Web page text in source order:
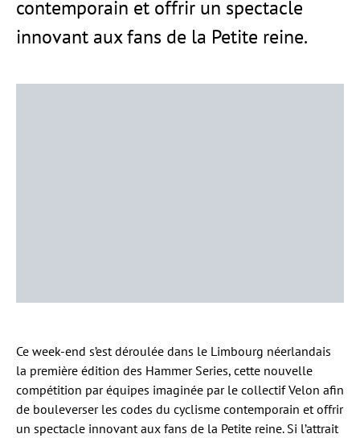
contemporain et offrir un spectacle
innovant aux fans de la Petite reine.
Ce week-end s’est déroulée dans le Limbourg néerlandais
la première édition des Hammer Series, cette nouvelle
compétition par équipes imaginée par le collectif Velon afin
de bouleverser les codes du cyclisme contemporain et offrir
un spectacle innovant aux fans de la Petite reine. Si l’attrait